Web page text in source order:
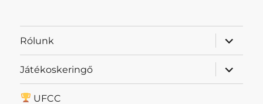
Rólunk
almenü
Játékoskeringő
almenü
UFCC